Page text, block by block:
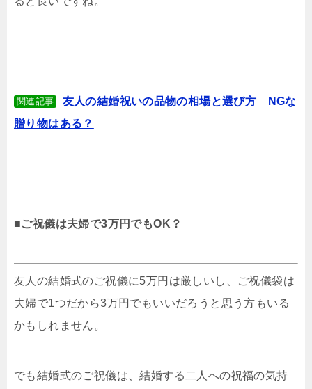
関連記事
友人の結婚祝いの品物の相場と選び方 NGな
贈り物はある？
■ご祝儀は夫婦で3万円でもOK？
友人の結婚式のご祝儀に5万円は厳しいし、ご祝儀袋は
夫婦で1つだから3万円でもいいだろうと思う方もいる
かもしれません。
でも結婚式のご祝儀は、結婚する二人への祝福の気持